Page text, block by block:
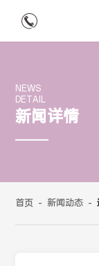
NEWS
DETAIL
新闻详情
首页 - 新闻动态 -